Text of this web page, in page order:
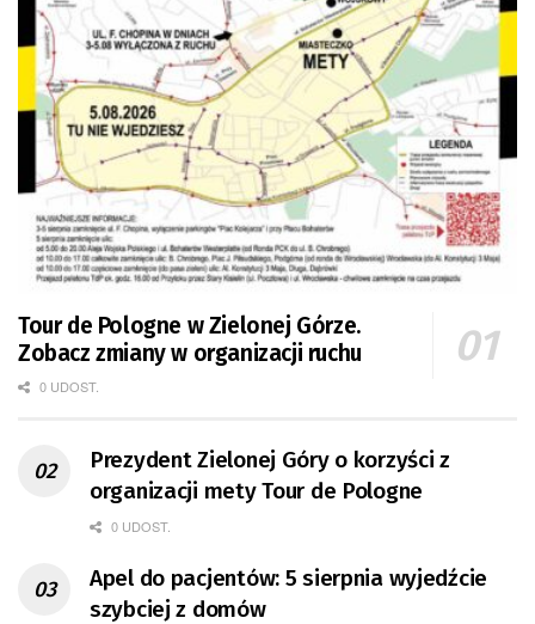
Tour de Pologne w Zielonej Górze.
Zobacz zmiany w organizacji ruchu
0 UDOST.
Prezydent Zielonej Góry o korzyści z
organizacji mety Tour de Pologne
0 UDOST.
Apel do pacjentów: 5 sierpnia wyjedźcie
szybciej z domów